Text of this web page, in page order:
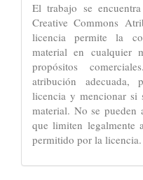
El trabajo se
Creative Commons
licencia permite la
material en cualquier
propósitos
atribución
licencia y mencionar si
material. No se pueden
que limiten legalmente
permitido por la licencia.